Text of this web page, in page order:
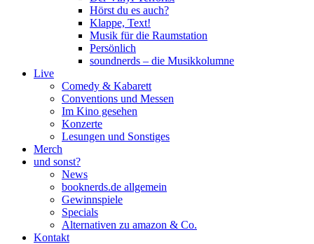
Hörst du es auch?
Klappe, Text!
Musik für die Raumstation
Persönlich
soundnerds – die Musikkolumne
Live
Comedy & Kabarett
Conventions und Messen
Im Kino gesehen
Konzerte
Lesungen und Sonstiges
Merch
und sonst?
News
booknerds.de allgemein
Gewinnspiele
Specials
Alternativen zu amazon & Co.
Kontakt